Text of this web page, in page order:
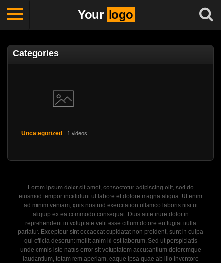
Your logo
Categories
Uncategorized 1 videos
Lorem ipsum dolor sit amet, consectetur adipiscing elit, sed do
eiusmod tempor incididunt ut labore et dolore magna aliqua. Ut enim
ad minim veniam, quis nostrud exercitation ullamco laboris nisi ut
aliquip ex ea commodo consequat. Duis aute irure dolor in
reprehenderit in voluptate velit esse cillum dolore eu fugiat nulla
pariatur. Excepteur sint occaecat cupidatat non proident, sunt in culpa
qui officia deserunt mollit anim id est laborum. Sed ut perspiciatis
unde omnis iste natus error sit voluptatem accusantium doloremque
laudantium, totam rem aperiam, eaque ipsa quae ab illo inventore